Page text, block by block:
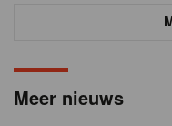
Meer nieuws